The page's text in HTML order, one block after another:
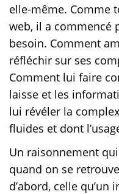
elle-même. Comme
web, il a commencé
besoin. Comment
réfléchir sur ses
Comment lui faire
laisse et les
lui révéler la
fluides et dont
Un raisonnement
quand on se
d’abord, celle